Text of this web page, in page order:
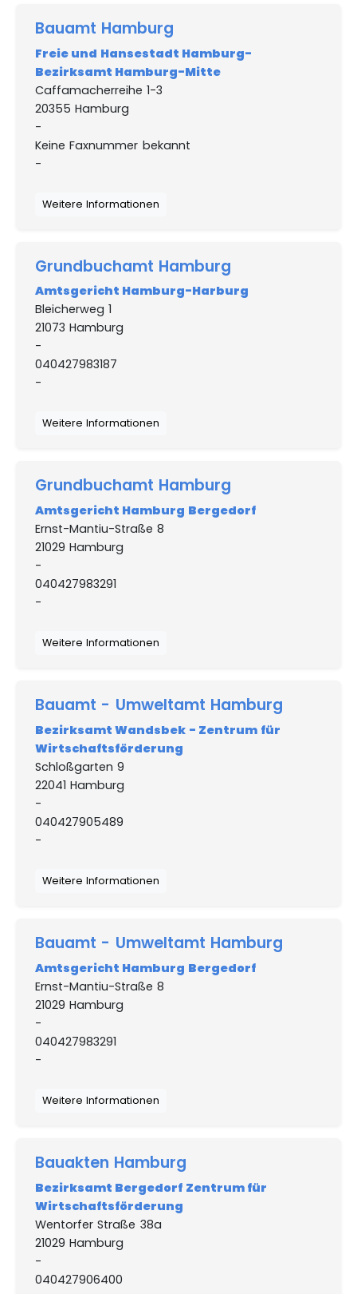
Bauamt Hamburg
Freie und Hansestadt Hamburg-
Bezirksamt Hamburg-Mitte
Caffamacherreihe 1-3
20355 Hamburg
-
Keine Faxnummer bekannt
-
Weitere Informationen
Grundbuchamt Hamburg
Amtsgericht Hamburg-Harburg
Bleicherweg 1
21073 Hamburg
-
040427983187
-
Weitere Informationen
Grundbuchamt Hamburg
Amtsgericht Hamburg Bergedorf
Ernst-Mantiu-Straße 8
21029 Hamburg
-
040427983291
-
Weitere Informationen
Bauamt - Umweltamt Hamburg
Bezirksamt Wandsbek - Zentrum für
Wirtschaftsförderung
Schloßgarten 9
22041 Hamburg
-
040427905489
-
Weitere Informationen
Bauamt - Umweltamt Hamburg
Amtsgericht Hamburg Bergedorf
Ernst-Mantiu-Straße 8
21029 Hamburg
-
040427983291
-
Weitere Informationen
Bauakten Hamburg
Bezirksamt Bergedorf Zentrum für
Wirtschaftsförderung
Wentorfer Straße 38a
21029 Hamburg
-
040427906400